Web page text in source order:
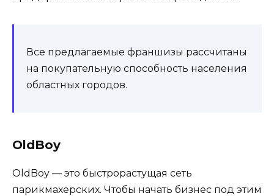
Все предлагаемые франшизы рассчитаны
на покупательную способность населения
областных городов.
OldBoy
OldBoy — это быстрорастущая сеть
парикмахерских. Чтобы начать бизнес под этим